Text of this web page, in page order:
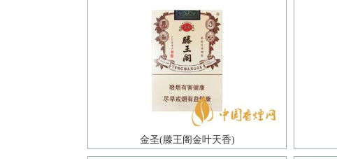
金圣(滕王阁金叶天香)